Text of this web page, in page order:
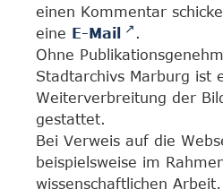
einen Kommentar
eine E-Mail
.
Ohne
Stadtarchivs Marburg ist
Weiterverbreitung der
gestattet.
Bei Verweis auf die
beispielsweise im
wissenschaftlichen